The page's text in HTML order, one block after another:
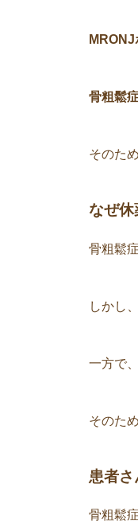
骨粗鬆
そのた
なぜ休
骨粗鬆
しかし
一方で
そのため
患者さ
骨粗鬆